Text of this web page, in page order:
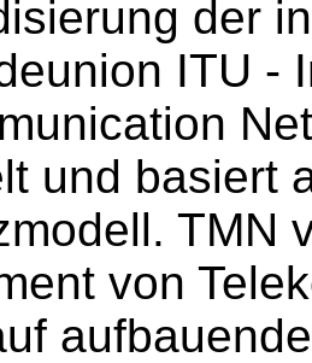
der
ITU -
und basiert
TMN
von